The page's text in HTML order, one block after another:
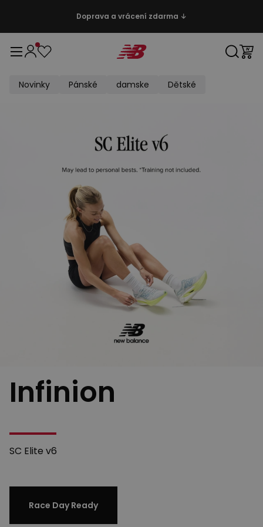
Doprava a vrácení zdarma ↓
Novinky Pánské damske Dětské
Infinion
SC Elite v6
Race Day Ready